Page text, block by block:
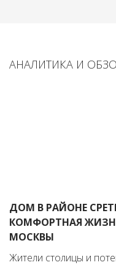
АНАЛИТИКА И
ДОМ В РАЙОНЕ
КОМФОРТНАЯ
МОСКВЫ
Жители столицы и